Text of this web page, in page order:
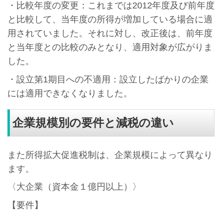
・比較年度の変更：これまでは2012年度及び前年度
と比較して、当年度の所得が増加している場合に適
用されていました。それに対し、改正後は、前年度
と当年度との比較のみとなり、適用対象が広がりま
した。
・設立第1期目への不適用：設立したばかりの企業
には適用できなくなりました。
企業規模別の要件と減税の違い
また所得拡大促進税制は、企業規模によって異なり
ます。
〈大企業（資本金１億円以上）〉
【要件】